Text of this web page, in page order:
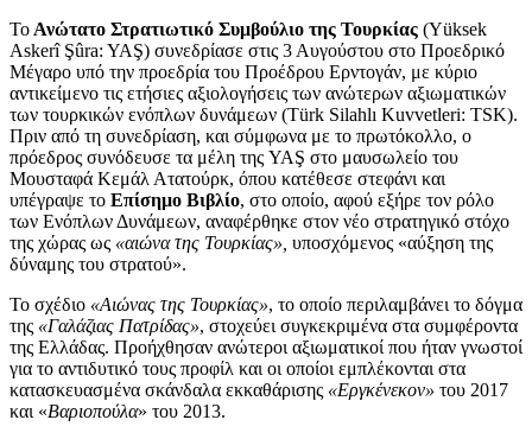
Το Ανώτατο Στρατιωτικό Συμβούλιο της Τουρκίας (Yüksek
Askerî Şûra: YAŞ) συνεδρίασε στις 3 Αυγούστου στο Προεδρικό
Μέγαρο υπό την προεδρία του Προέδρου Ερντογάν, με κύριο
αντικείμενο τις ετήσιες αξιολογήσεις των ανώτερων αξιωματικών
των τουρκικών ενόπλων δυνάμεων (Türk Silahlı Kuvvetleri: TSK).
Πριν από τη συνεδρίαση, και σύμφωνα με το πρωτόκολλο, ο
πρόεδρος συνόδευσε τα μέλη της YAŞ στο μαυσωλείο του
Μουσταφά Κεμάλ Ατατούρκ, όπου κατέθεσε στεφάνι και
υπέγραψε το Επίσημο Βιβλίο, στο οποίο, αφού εξήρε τον ρόλο
των Ενόπλων Δυνάμεων, αναφέρθηκε στον νέο στρατηγικό στόχο
της χώρας ως «αιώνα της Τουρκίας», υποσχόμενος «αύξηση της
δύναμης του στρατού».
Το σχέδιο «Αιώνας της Τουρκίας», το οποίο περιλαμβάνει το δόγμα
της «Γαλάζιας Πατρίδας», στοχεύει συγκεκριμένα στα συμφέροντα
της Ελλάδας. Προήχθησαν ανώτεροι αξιωματικοί που ήταν γνωστοί
για το αντιδυτικό τους προφίλ και οι οποίοι εμπλέκονται στα
κατασκευασμένα σκάνδαλα εκκαθάρισης «Εργκένεκον» του 2017
και «Βαριοπούλα» του 2013.